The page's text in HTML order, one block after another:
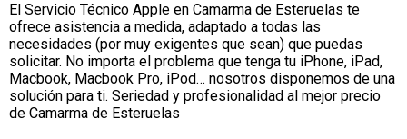
El Servicio Técnico Apple en Camarma de Esteruelas te
ofrece asistencia a medida, adaptado a todas las
necesidades (por muy exigentes que sean) que puedas
solicitar. No importa el problema que tenga tu iPhone, iPad,
Macbook, Macbook Pro, iPod… nosotros disponemos de una
solución para ti. Seriedad y profesionalidad al mejor precio
de Camarma de Esteruelas